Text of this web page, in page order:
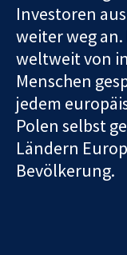
Investoren
weiter weg an.
weltweit von
Menschen
jedem
Polen selbst
Ländern
Bevölkerung.